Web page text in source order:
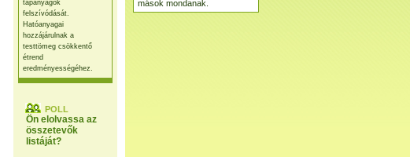
tápanyagok
felszívódását.
Hatóanyagai
hozzájárulnak a
testtömeg csökkentő
étrend
eredményességéhez.
POLL
Ön elolvassa az
összetevők
listáját?
mások mondanak.